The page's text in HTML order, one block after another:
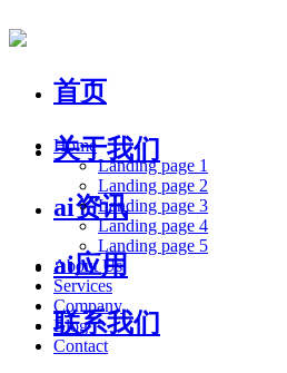
首页
关于我们
ai资讯
ai应用
联系我们
Home
Landing page 1
Landing page 2
Landing page 3
Landing page 4
Landing page 5
About Us
Services
Company
Blog
Contact